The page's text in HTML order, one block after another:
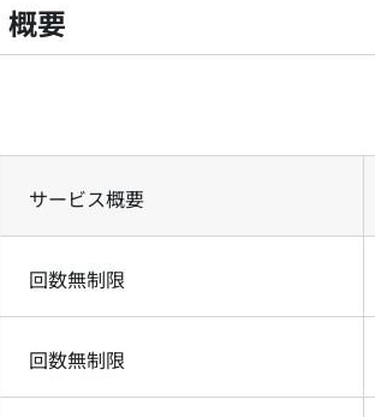
概要
サービス概要
回数無制限
回数無制限